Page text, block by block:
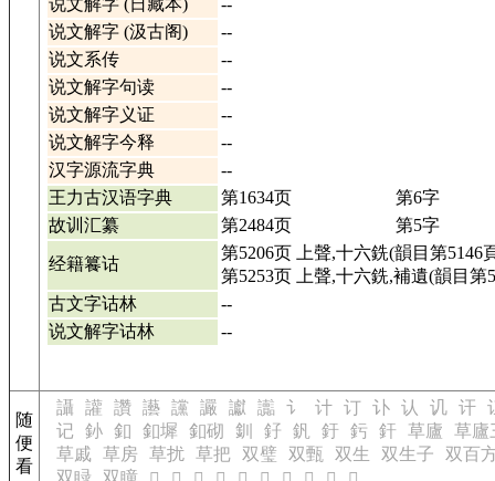
说文解字 (汲古阁)
--
说文系传
--
说文解字句读
--
说文解字义证
--
说文解字今释
--
汉字源流字典
--
王力古汉语字典
第1634页
第6字
故训汇纂
第2484页 第5字
经籍籑诂
第5206页 上聲,十六銑(韻目第5146
第5253页 上聲,十六銑,補遺(韻目第
古文字诂林
--
说文解字诂林
--
随
便
看
讘 讙 讚 讛 讜 讝 讞 讟 讠 计 订 讣 认 讥 讦
记
釥 釦 釦墀 釦砌 釧 釨 釩 釪 釫 釬 草廬
草廬
草戚
草房 草扰 草把 双璧 双甄 双生 双生子
双百
双睩
双瞳